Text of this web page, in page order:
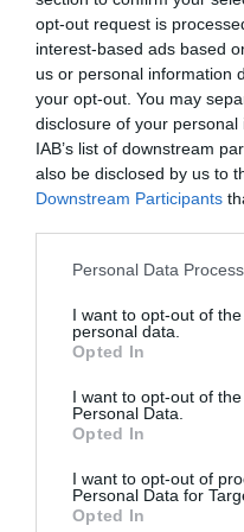
opt-out request is
interest-based ads based
us or personal information
your opt-out. You may
disclosure of your
IAB’s list of downstream
also be disclosed by us to
Downstream Participants
Personal Data
I want to opt-out of
personal data.
Opted In
I want to opt-out of
Personal Data.
Opted In
I want to opt-out of
Personal Data for
Opted In